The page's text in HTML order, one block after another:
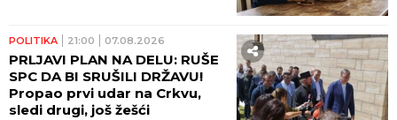
POLITIKA 21:00 07.08.2026
PRLJAVI PLAN NA DELU: RUŠE
SPC DA BI SRUŠILI DRŽAVU!
Propao prvi udar na Crkvu,
sledi drugi, još žešći